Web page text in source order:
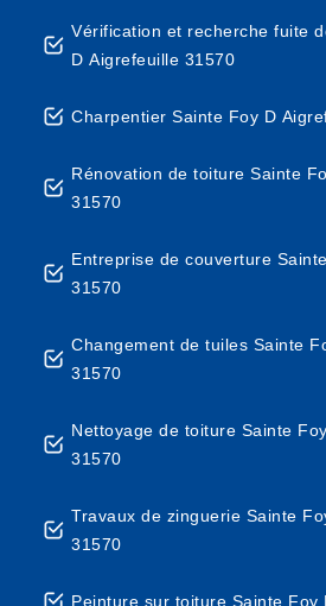
Vérification et recherche fuite
D Aigrefeuille 31570
Charpentier Sainte Foy D
Rénovation de toiture Sainte
31570
Entreprise de couverture
31570
Changement de tuiles Sainte
31570
Nettoyage de toiture Sainte
31570
Travaux de zinguerie Sainte
31570
Peinture sur toiture Sainte Foy